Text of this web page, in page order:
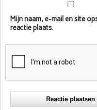
Mijn naam, e-mail en site
reactie plaats.